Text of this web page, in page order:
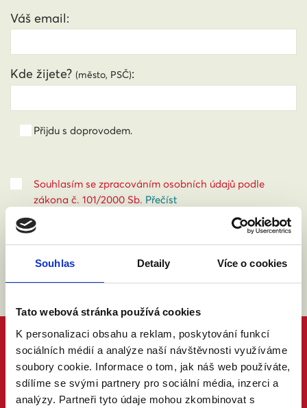
Souhlas Detaily Více o cookies
Tato webová stránka používá cookies
K personalizaci obsahu a reklam, poskytování funkcí
sociálních médií a analýze naší návštěvnosti využíváme
soubory cookie. Informace o tom, jak náš web používáte,
sdílíme se svými partnery pro sociální média, inzerci a
analýzy. Partneři tyto údaje mohou zkombinovat s
Váš email:
Kde žijete? (město, PSČ):
Přijdu s doprovodem.
Souhlasím se zpracováním osobních údajů podle
zákona č. 101/2000 Sb. Přečíst